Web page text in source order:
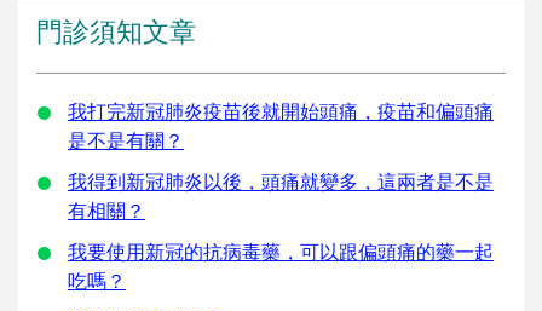
門診須知文章
我打完新冠肺炎疫苗後就開始頭痛，疫苗和偏頭痛
是不是有關？
我得到新冠肺炎以後，頭痛就變多，這兩者是不是
有相關？
我要使用新冠的抗病毒藥，可以跟偏頭痛的藥一起
吃嗎？